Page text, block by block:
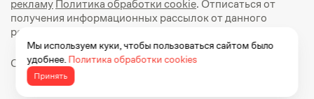
рекламуПолитика обработки cookie. Отписаться от
получения информационных рассылок от данного
ресурса можно на
Официальный сайт Дом.ру: https://dom.ru
Мы используем куки, чтобы пользоваться сайтом было
удобнее.Политика обработки cookies
Принять